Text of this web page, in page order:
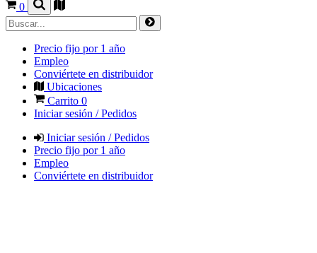
0
Precio fijo por 1 año
Empleo
Conviértete en distribuidor
Ubicaciones
Carrito 0
Iniciar sesión / Pedidos
Iniciar sesión / Pedidos
Precio fijo por 1 año
Empleo
Conviértete en distribuidor